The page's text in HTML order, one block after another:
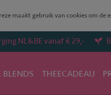
maakt gebruik van cookies om de
BLENDS THEECADEAU
NL&BE vanaf € 29,-